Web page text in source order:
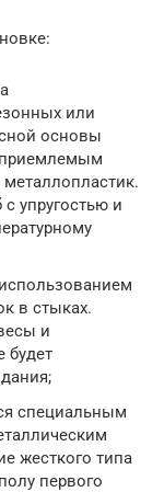
или
основы
приемлемым
упругостью и
в стыках.
и
будет
специальным
жесткого типа
первого